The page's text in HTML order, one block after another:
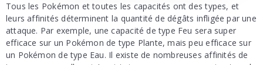
Tous les Pokémon et toutes les capacités ont des types, et
leurs affinités déterminent la quantité de dégâts infligée par une
attaque. Par exemple, une capacité de type Feu sera super
efficace sur un Pokémon de type Plante, mais peu efficace sur
un Pokémon de type Eau. Il existe de nombreuses affinités de